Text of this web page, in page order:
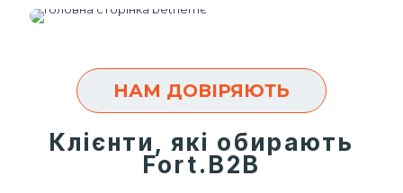
НАМ ДОВІРЯЮТЬ
Клієнти, які обирають
Fort.B2B